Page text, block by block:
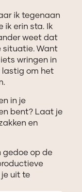
ik tegenaan
ik erin sta. Ik
weet dat
situatie. Want
wringen in
lastig om het
in je
bent? Laat je
en
gedoe op de
uit te